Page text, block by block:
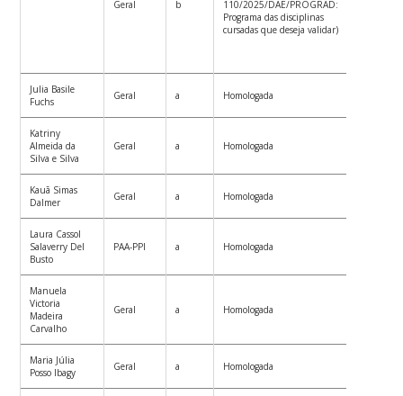
Geral b
110/2025/DAE/PROGRAD:
Programa das disciplinas
cursadas que deseja validar)
Julia Basile
Fuchs
Geral a Homologada
Katriny
Almeida da
Silva e Silva
Geral a Homologada
Kauã Simas
Dalmer
Geral a Homologada
Laura Cassol
Salaverry Del
Busto
PAA-PPI a Homologada
Manuela
Victoria
Madeira
Carvalho
Geral a Homologada
Maria Júlia
Posso Ibagy
Geral a Homologada